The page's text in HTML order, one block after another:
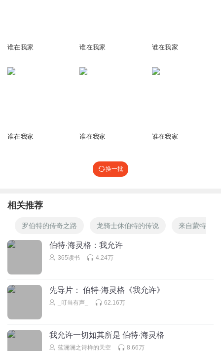
谁在我家 谁在我家 谁在我家
谁在我家 谁在我家 谁在我家
换一批
相关推荐
罗伯特的传奇之路 龙骑士休伯特的传说 来自蒙特伯
伯特·海灵格：我允许
365读书 4.24万
先导片： 伯特·海灵格《我允许》
_叮当有声_ 62.16万
我允许一切如其所是 伯特·海灵格
蓝澜澜之诗样的天空 8.66万